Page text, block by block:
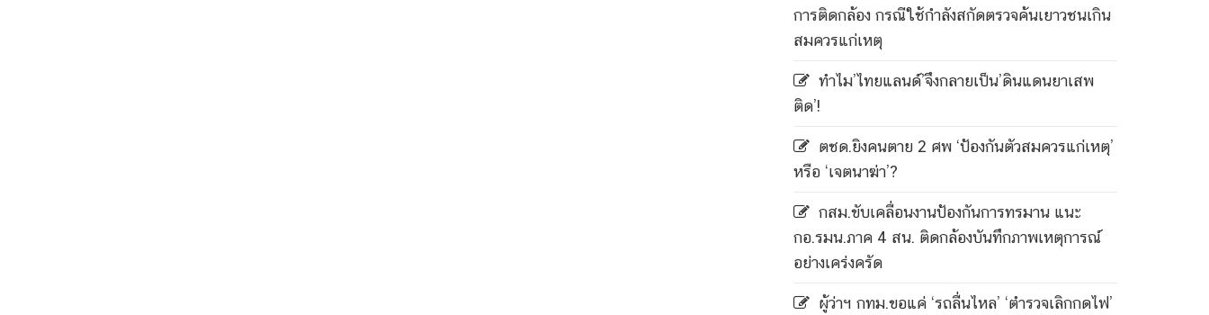
การติดกล้อง กรณีใช้กำลังสกัดตรวจค้นเยาวชนเกิน
สมควรแก่เหตุ
ทำไม’ไทยแลนด์’จึงกลายเป็น’ดินแดนยาเสพ
ติด’!
ตชด.ยิงคนตาย 2 ศพ ‘ป้องกันตัวสมควรแก่เหตุ’
หรือ ‘เจตนาฆ่า’?
กสม.ขับเคลื่อนงานป้องกันการทรมาน แนะ
กอ.รมน.ภาค 4 สน. ติดกล้องบันทึกภาพเหตุการณ์
อย่างเคร่งครัด
ผู้ว่าฯ กทม.ขอแค่ ‘รถลื่นไหล’ ‘ตำรวจเลิกกดไฟ’